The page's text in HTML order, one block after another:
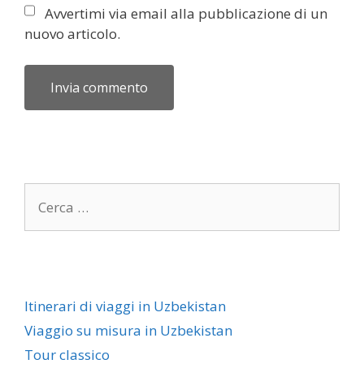
Avvertimi via email alla pubblicazione di un
nuovo articolo.
Itinerari di viaggi in Uzbekistan
Viaggio su misura in Uzbekistan
Tour classico